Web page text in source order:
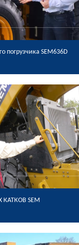
погрузчика SEM636D
SEM